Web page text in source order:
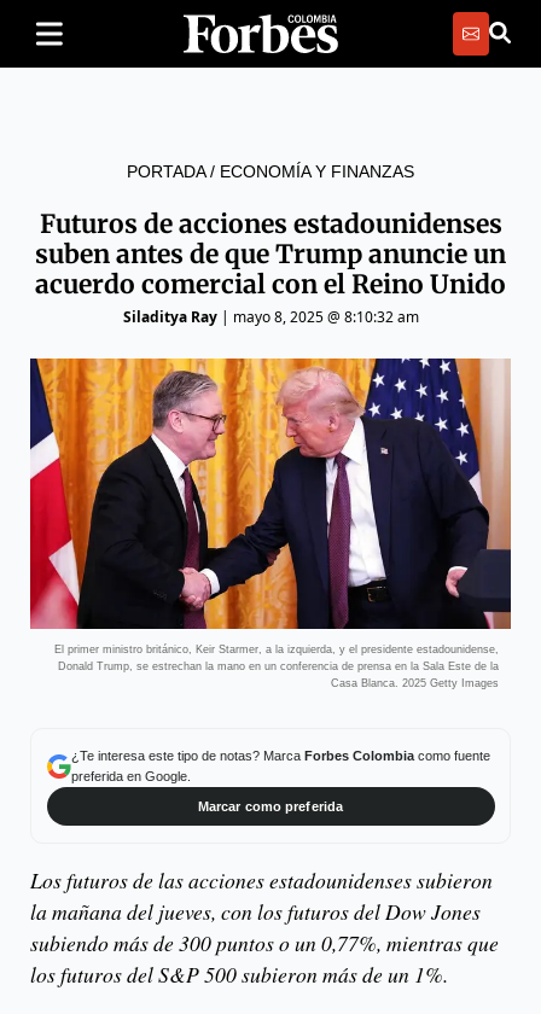
PORTADA/ ECONOMÍA Y FINANZAS
Futuros de acciones estadounidenses
suben antes de que Trump anuncie un
acuerdo comercial con el Reino Unido
Siladitya Ray| mayo 8, 2025 @ 8:10:32 am
El primer ministro británico, Keir Starmer, a la izquierda, y el presidente estadounidense,
Donald Trump, se estrechan la mano en un conferencia de prensa en la Sala Este de la
Casa Blanca. 2025 Getty Images
¿Te interesa este tipo de notas? Marca Forbes Colombiacomo fuente
preferida en Google.
Marcar como preferida
Los futuros de las acciones estadounidenses subieron
la mañana del jueves, con los futuros del Dow Jones
subiendo más de 300 puntos o un 0,77%, mientras que
los futuros del S&P 500 subieron más de un 1%.